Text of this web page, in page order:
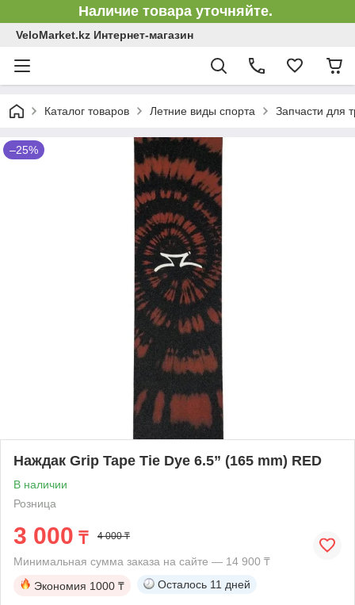
Наличие товара уточняйте.
VeloMarket.kz Интернет-магазин
Каталог товаров Летние виды спорта Запчасти для
–25%
Наждак Grip Tape Tie Dye 6.5” (165 mm) RED
В наличии
Розница
3 000 ₸ 4 000 ₸
Минимальная сумма заказа на сайте — 14 900 ₸
Экономия 1000 ₸ Осталось 11 дней